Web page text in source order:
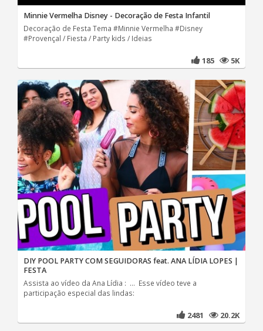
Minnie Vermelha Disney - Decoração de Festa Infantil
Decoração de Festa Tema #Minnie Vermelha #Disney
#Provençal / Fiesta / Party kids / Ideias
185 5K
DIY POOL PARTY COM SEGUIDORAS feat. ANA LÍDIA LOPES |
FESTA
Assista ao vídeo da Ana Lídia : ... Esse vídeo teve a
participação especial das lindas:
2481 20.2K